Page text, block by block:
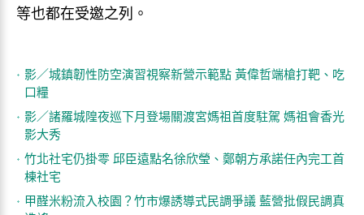
等也都在受邀之列。
影／城鎮韌性防空演習視察新營示範點 黃偉哲端槍打靶、吃
口糧
影／諸羅城隍夜巡下月登場關渡宮媽祖首度駐駕 媽祖會香光
影大秀
竹北社宅仍掛零 邱臣遠點名徐欣瑩、鄭朝方承諾任內完工首
棟社宅
甲醛米粉流入校園？竹市爆誘導式民調爭議 藍營批假民調真